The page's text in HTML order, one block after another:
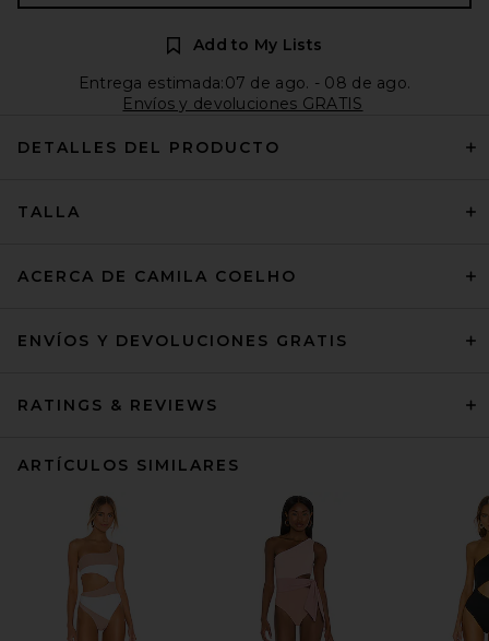
Add to My Lists
Entrega estimada:07 de ago. - 08 de ago.
Envíos y devoluciones GRATIS
DETALLES DEL PRODUCTO
TALLA
ACERCA DE CAMILA COELHO
ENVÍOS Y DEVOLUCIONES GRATIS
RATINGS & REVIEWS
ARTÍCULOS SIMILARES